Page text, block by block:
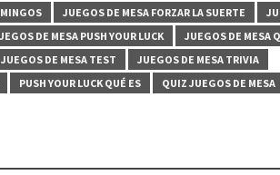
JUEGOS DE MESA FORZAR LA SUERTE
DE MESA PUSH YOUR LUCK
JUEGOS DE MESA
JUEGOS DE MESA TEST
JUEGOS DE MESA TRIVIA
PUSH YOUR LUCK QUÉ ES
QUIZ JUEGOS DE MESA